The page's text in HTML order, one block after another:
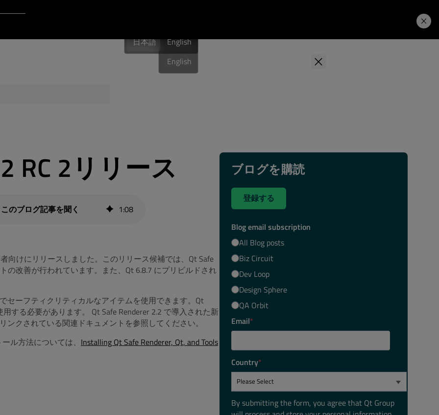
日本語
English
日本語 English
RC 2リリース
1:08
向けにリリースしました。このリリース候補では、Qt Safe
の改善が行われています。また、Qt 6.8.7 にプリビルドされ
セーフティクリティカルなアイテムを使用できます。Qt
する必要があります。 Qt Safe Renderer 2.2 で導入された新
ンクされている関連ドキュメントを参照してください。
ル方法については、 Installing Qt Safe Renderer, Qt, and Tools
ブログを購読
登録する
Blog email subscription
All Blog posts
Biz Circuit
Dev Loop
Design Sphere
QA Orbit
Email*
Country*
By submitting the form, you agree that Qt Group